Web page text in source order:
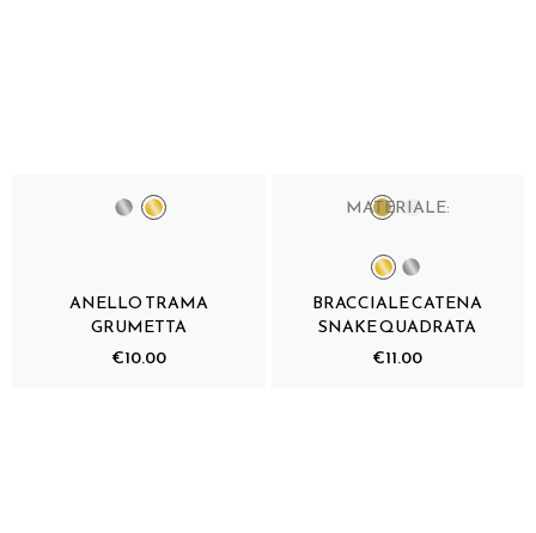
ANELLO TRAMA
GRUMETTA
€10.00
MATERIALE:
BRACCIALE CATENA
SNAKE QUADRATA
€11.00